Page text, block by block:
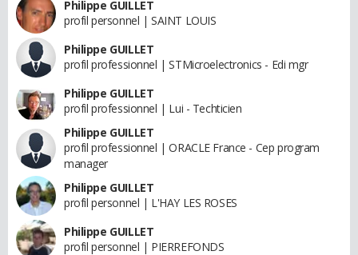
Philippe GUILLET
profil personnel | SAINT LOUIS
Philippe GUILLET
profil professionnel | STMicroelectronics - Edi mgr
Philippe GUILLET
profil professionnel | Lui - Techticien
Philippe GUILLET
profil professionnel | ORACLE France - Cep program
manager
Philippe GUILLET
profil personnel | L'HAY LES ROSES
Philippe GUILLET
profil personnel | PIERREFONDS